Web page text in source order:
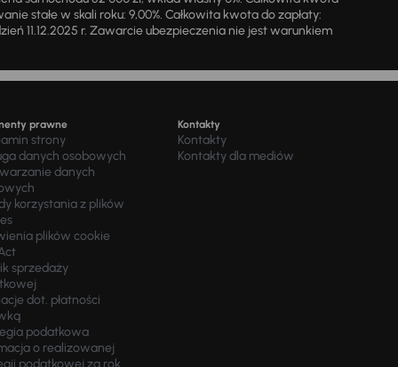
stałe w skali roku: 9,00%. Całkowita kwota do zapłaty:
11.12.2025 r. Zawarcie ubezpieczenia nie jest warunkiem
prawne
strony
danych osobowych
danych
korzystania z plików
plików cookie
sprzedaży
dot. płatności
podatkowa
o realizowanej
podatkowej za rok
Kontakty
Kontakty
Kontakty dla mediów